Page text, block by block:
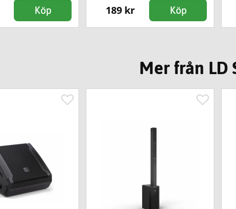
Köp 189 kr Köp
Mer från LD